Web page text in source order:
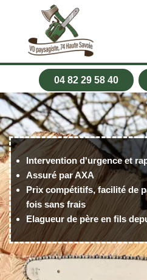
04 82 29 58 40
Intervention d'urgence et
Assuré par AXA
Prix compétitifs, facilité de
fois sans frais
Elagueur de père en fils